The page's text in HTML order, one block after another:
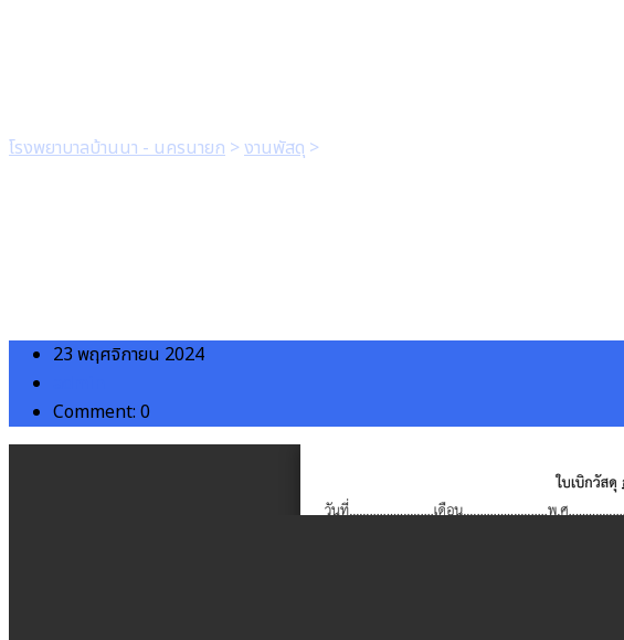
โรงพยาบาลบ้านนา - นครนายก > งานพัสดุ >
23 พฤศจิกายน 2024
Comment: 0